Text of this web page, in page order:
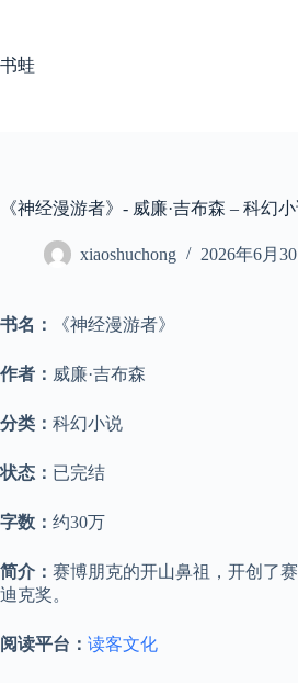
内
容
书蛙
《神经漫游者》- 威廉·吉布森 – 科幻
xiaoshuchong 2026年6月30
书名： 《神经漫游者》
作者： 威廉·吉布森
分类： 科幻小说
状态： 已完结
字数： 约30万
简介： 赛博朋克的开山鼻祖，开创了
迪克奖。
阅读平台： 读客文化